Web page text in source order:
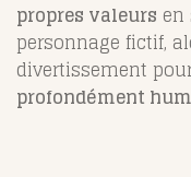
propres valeurs en
personnage fictif,
divertissement
profondément